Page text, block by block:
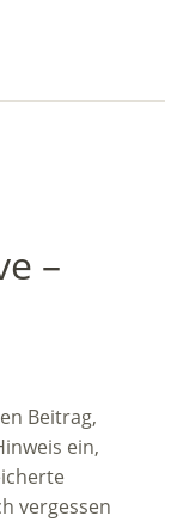
–
Beitrag,
ein,
vergessen